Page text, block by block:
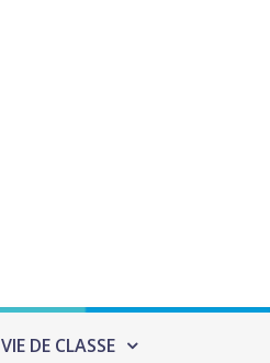
VIE DE CLASSE